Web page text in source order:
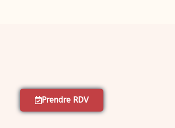
Prendre RDV